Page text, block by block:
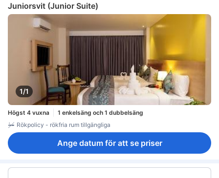
Juniorsvit (Junior Suite)
1/1
Högst 4 vuxna
1 enkelsäng och 1 dubbelsäng
Rökpolicy - rökfria rum tillgängliga
Ange datum för att se priser